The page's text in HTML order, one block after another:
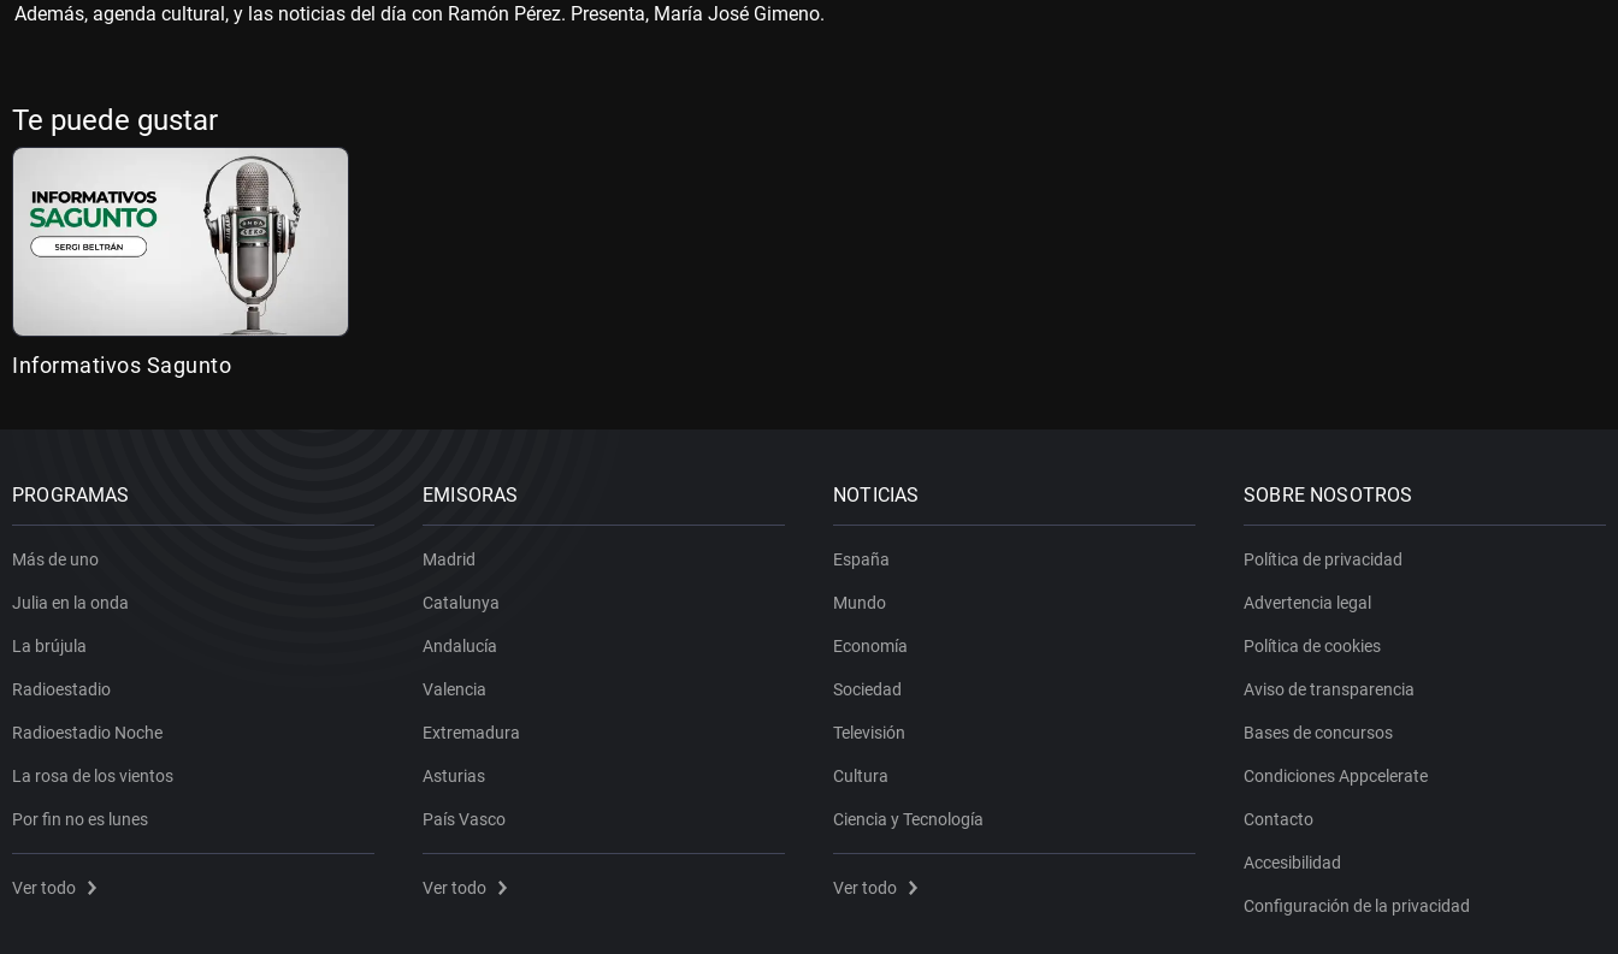
Además, agenda cultural, y las noticias del día con Ramón Pérez. Presenta, María José Gimeno.
Te puede gustar
Informativos Sagunto
PROGRAMAS
Más de uno
Julia en la onda
La brújula
Radioestadio
Radioestadio Noche
La rosa de los vientos
Por fin no es lunes
Ver todo
EMISORAS
Madrid
Catalunya
Andalucía
Valencia
Extremadura
Asturias
País Vasco
Ver todo
NOTICIAS
España
Mundo
Economía
Sociedad
Televisión
Cultura
Ciencia y Tecnología
Ver todo
SOBRE NOSOTROS
Política de privacidad
Advertencia legal
Política de cookies
Aviso de transparencia
Bases de concursos
Condiciones Appcelerate
Contacto
Accesibilidad
Configuración de la privacidad